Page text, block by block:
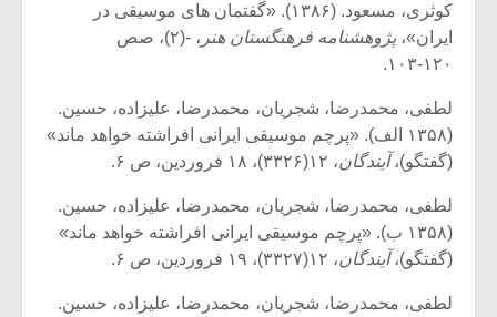
کوثری، مسعود. (۱۳۸۶). «گفتمان های موسیقی در
ایران»، پژوهشنامه فرهنگستان هنر
، -(۲)، صص
۱۲۰-۱۰۳.
لطفی، محمدرضا، شجریان، محمدرضا، علیزاده، حسین.
(۱۳۵۸ الف). «پرچم موسیقی ایرانی افراشته خواهد ماند»
(گفتگو)،آیندگان، ۱۲(۳۳۲۶)، ۱۸ فروردین، ص ۶.
لطفی، محمدرضا، شجریان، محمدرضا، علیزاده، حسین.
(۱۳۵۸ ب). «پرچم موسیقی ایرانی افراشته خواهد ماند»
(گفتگو)،آیندگان، ۱۲(۳۳۲۷)، ۱۹ فروردین، ص ۶.
لطفی، محمدرضا، شجریان، محمدرضا، علیزاده، حسین.